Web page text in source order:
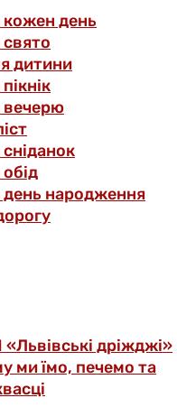
день
дитини
вечерю
народження
дріжджі»
ми їмо, печемо та